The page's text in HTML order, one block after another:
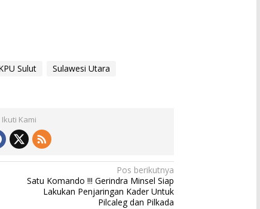
Sulut
Sulawesi Utara
Ikuti Kami
Pos berikutnya
Satu Komando !!! Gerindra Minsel Siap
Lakukan Penjaringan Kader Untuk
Pilcaleg dan Pilkada